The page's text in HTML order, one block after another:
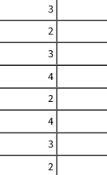
3
2
3
4
2
4
3
2